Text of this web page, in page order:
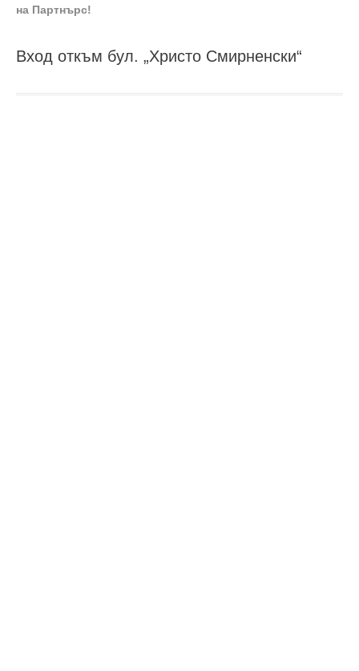
на Партнърс!
Вход откъм бул. „Христо Смирненски“